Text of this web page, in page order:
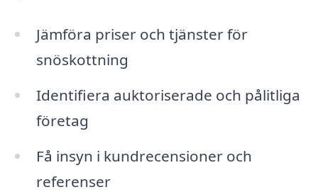
Jämföra priser och tjänster för
snöskottning
Identifiera auktoriserade och pålitliga
företag
Få insyn i kundrecensioner och
referenser